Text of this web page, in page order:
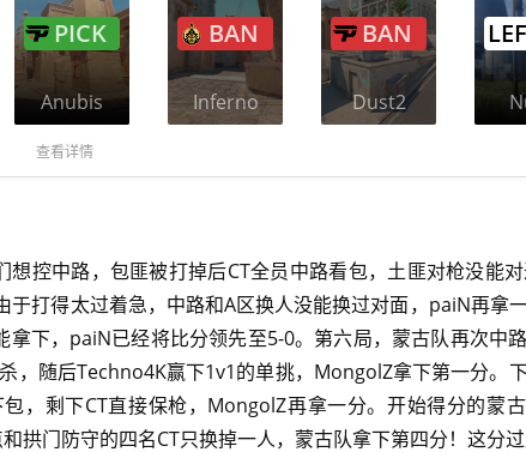
PICK
Anubis
BAN
Inferno
BAN
Dust2
查看详情
控中路，包匪被打掉后CT全员中路看包，土匪对枪没能
打得太过着急，中路和A区换人没能换过对面，paiN再拿
下，paiN已经将比分领先至5-0。第六局，蒙古队再次中
，随后Techno4K赢下1v1的单挑，MongolZ拿下第一分。
，剩下CT直接保枪，MongolZ再拿一分。开始得分的蒙
拱门防守的四名CT只换掉一人，蒙古队拿下第四分！这分